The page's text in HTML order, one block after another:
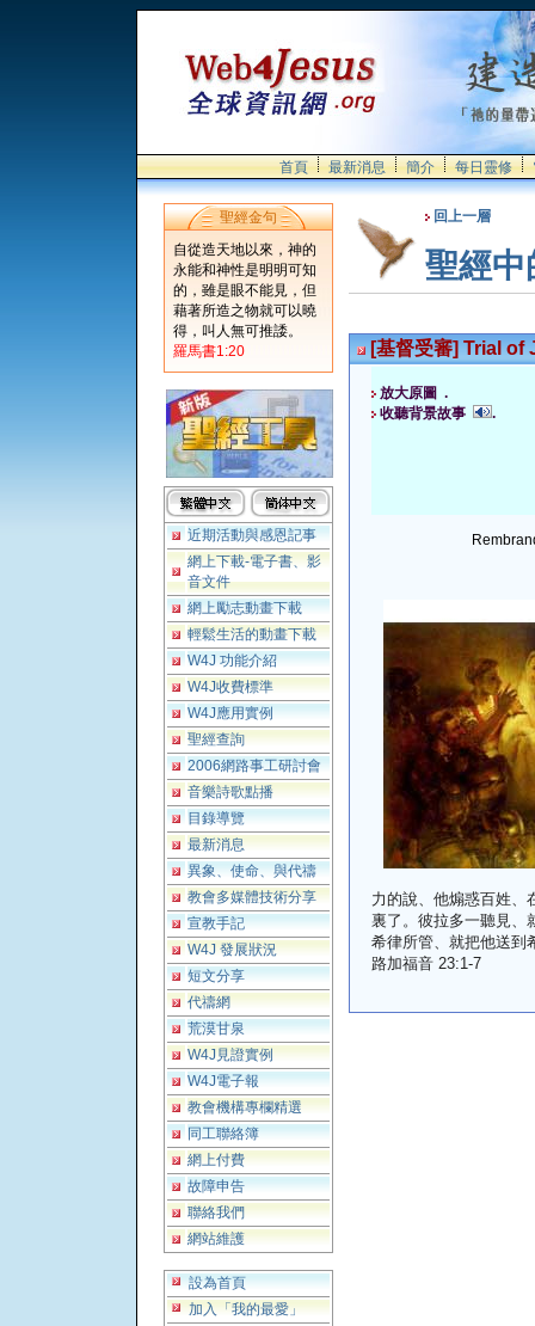
首頁 最新消息 簡介 每日靈修
聖經金句
自從造天地以來，神的
永能和神性是明明可知
的，雖是眼不能見，但
藉著所造之物就可以曉
得，叫人無可推諉。
羅馬書1:20
近期活動與感恩記事
網上下載-電子書、影
音文件
網上勵志動畫下載
輕鬆生活的動畫下載
W4J 功能介紹
W4J收費標準
W4J應用實例
聖經查詢
2006網路事工研討會
音樂詩歌點播
目錄導覽
最新消息
異象、使命、與代禱
教會多媒體技術分享
宣教手記
W4J 發展狀況
短文分享
代禱網
荒漠甘泉
W4J見證實例
W4J電子報
教會機構專欄精選
同工聯絡簿
網上付費
故障申告
聯絡我們
網站維護
設為首頁
加入「我的最愛」
回上一層
聖經中
[基督受審] Trial of
放大原圖 .
收聽背景故事
.
力的說、他煽惑百姓、
裏了。彼拉多一聽見、
希律所管、就把他送到
路加福音 23:1-7